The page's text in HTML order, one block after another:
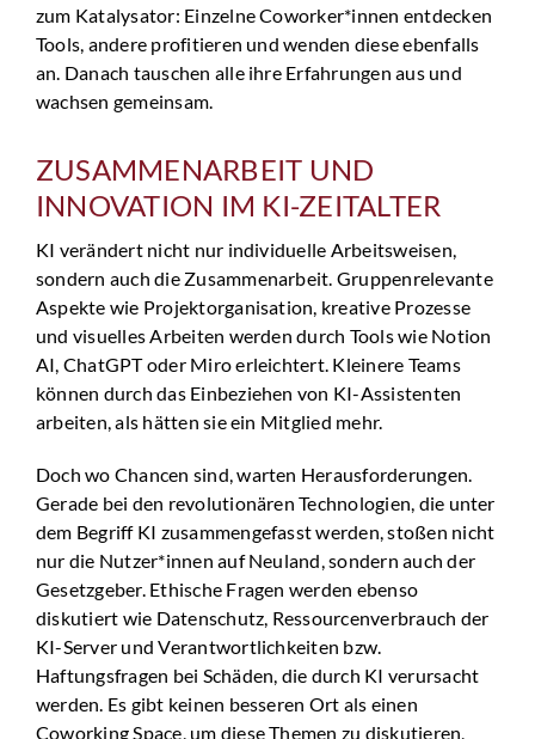
zum Katalysator: Einzelne Coworker*innen entdecken
Tools, andere profitieren und wenden diese ebenfalls
an. Danach tauschen alle ihre Erfahrungen aus und
wachsen gemeinsam.
ZUSAMMENARBEIT UND
INNOVATION IM KI-ZEITALTER
KI verändert nicht nur individuelle Arbeitsweisen,
sondern auch die Zusammenarbeit. Gruppenrelevante
Aspekte wie Projektorganisation, kreative Prozesse
und visuelles Arbeiten werden durch Tools wie Notion
AI, ChatGPT oder Miro erleichtert. Kleinere Teams
können durch das Einbeziehen von KI-Assistenten
arbeiten, als hätten sie ein Mitglied mehr.
Doch wo Chancen sind, warten Herausforderungen.
Gerade bei den revolutionären Technologien, die unter
dem Begriff KI zusammengefasst werden, stoßen nicht
nur die Nutzer*innen auf Neuland, sondern auch der
Gesetzgeber. Ethische Fragen werden ebenso
diskutiert wie Datenschutz, Ressourcenverbrauch der
KI-Server und Verantwortlichkeiten bzw.
Haftungsfragen bei Schäden, die durch KI verursacht
werden. Es gibt keinen besseren Ort als einen
Coworking Space, um diese Themen zu diskutieren,